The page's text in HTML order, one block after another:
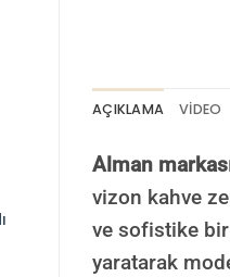
AÇIKLAMA VIDEO
Alman
vizon kahve
ve sofistike
yaratarak